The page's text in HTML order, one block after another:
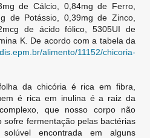
de Cálcio, 0,84mg de Ferro,
de Potássio, 0,39mg de Zinco,
de ácido fólico, 5305UI de
K. De acordo com a tabela da
alimento/11152/chicoria-
da chicória é rica em fibra,
é rica em inulina é a raiz da
que nosso corpo não
sofre fermentação pelas bactérias
encontrada em alguns